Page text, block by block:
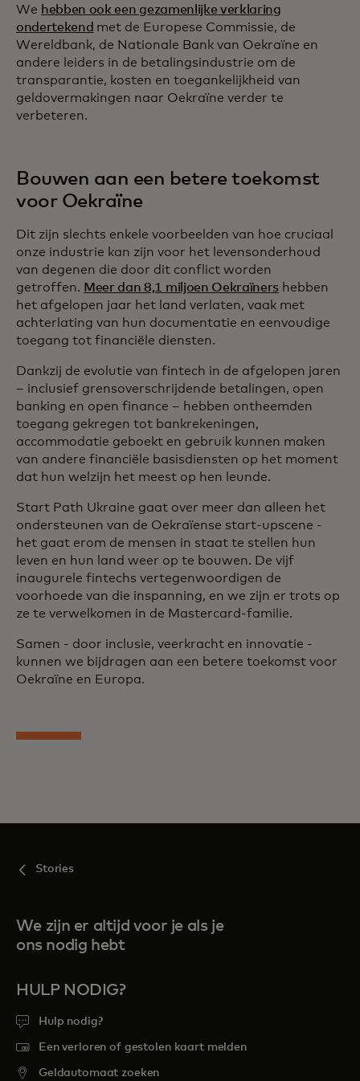
We hebben ook een gezamenlijke verklaring
ondertekend met de Europese Commissie, de
Wereldbank, de Nationale Bank van Oekraïne en
andere leiders in de betalingsindustrie om de
transparantie, kosten en toegankelijkheid van
geldovermakingen naar Oekraïne verder te
verbeteren.
Bouwen aan een betere toekomst
voor Oekraïne
Dit zijn slechts enkele voorbeelden van hoe cruciaal
onze industrie kan zijn voor het levensonderhoud
van degenen die door dit conflict worden
getroffen. Meer dan 8,1 miljoen Oekraïners hebben
het afgelopen jaar het land verlaten, vaak met
achterlating van hun documentatie en eenvoudige
toegang tot financiële diensten.
Dankzij de evolutie van fintech in de afgelopen jaren
– inclusief grensoverschrijdende betalingen, open
banking en open finance – hebben ontheemden
toegang gekregen tot bankrekeningen,
accommodatie geboekt en gebruik kunnen maken
van andere financiële basisdiensten op het moment
dat hun welzijn het meest op hen leunde.
Start Path Ukraine gaat over meer dan alleen het
ondersteunen van de Oekraïense start-upscene -
het gaat erom de mensen in staat te stellen hun
leven en hun land weer op te bouwen. De vijf
inaugurele fintechs vertegenwoordigen de
voorhoede van die inspanning, en we zijn er trots op
ze te verwelkomen in de Mastercard-familie.
Samen - door inclusie, veerkracht en innovatie -
kunnen we bijdragen aan een betere toekomst voor
Oekraïne en Europa.
Stories
We zijn er altijd voor je als je
ons nodig hebt
HULP NODIG?
Hulp nodig?
Een verloren of gestolen kaart melden
Geldautomaat zoeken